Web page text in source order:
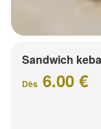
Sandwich
Dès 6.00 €